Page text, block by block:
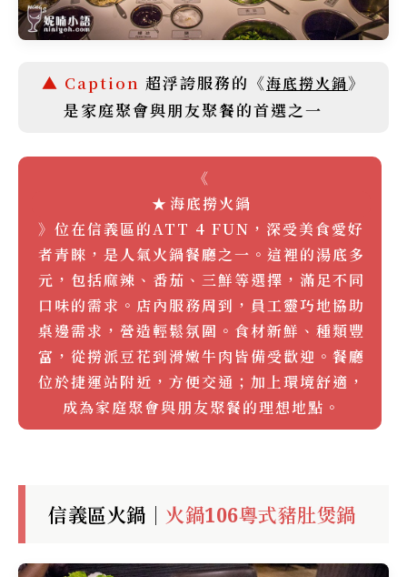
超浮誇服務的《海底撈火鍋》
是家庭聚會與朋友聚餐的首選之一
《
海底撈火鍋
》位在信義區的ATT 4 FUN，深受美食愛好
者青睞，是人氣火鍋餐廳之一。這裡的湯底多
元，包括麻辣、番茄、三鮮等選擇，滿足不同
口味的需求。店內服務周到，員工靈巧地協助
桌邊需求，營造輕鬆氛圍。食材新鮮、種類豐
富，從撈派豆花到滑嫩牛肉皆備受歡迎。餐廳
位於捷運站附近，方便交通；加上環境舒適，
成為家庭聚會與朋友聚餐的理想地點。
信義區火鍋｜ 火鍋106粵式豬肚煲鍋